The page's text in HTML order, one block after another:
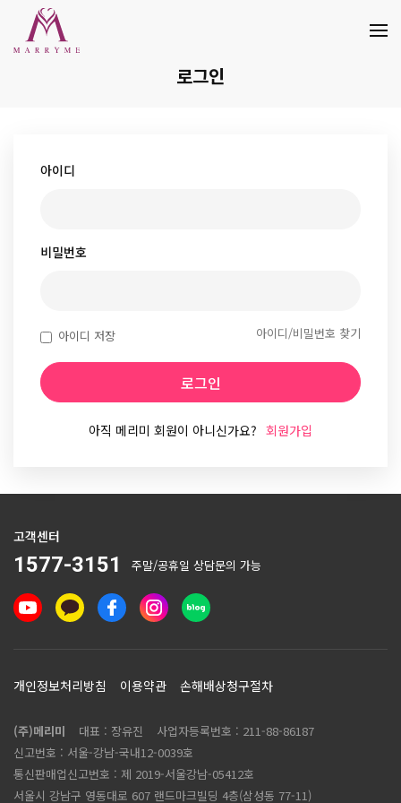
로그인
아이디
비밀번호
아이디 저장 아이디/비밀번호 찾기
로그인
아직 메리미 회원이 아니신가요? 회원가입
고객센터
1577-3151 주말/공휴일 상담문의 가능
개인정보처리방침 이용약관 손해배상청구절차
(주)메리미 대표 : 장유진 사업자등록번호 : 211-88-86187
신고번호 : 서울-강남-국내12-0039호
통신판매업신고번호 : 제 2019-서울강남-05412호
서울시 강남구 영동대로 607 랜드마크빌딩 4층(삼성동 77-11)